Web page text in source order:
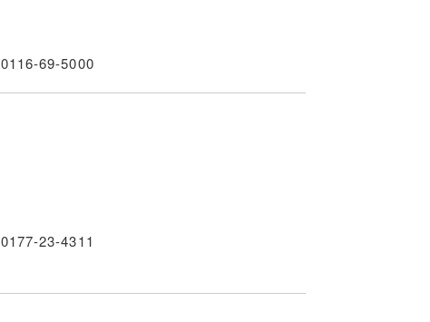
0116-69-5000
0177-23-4311